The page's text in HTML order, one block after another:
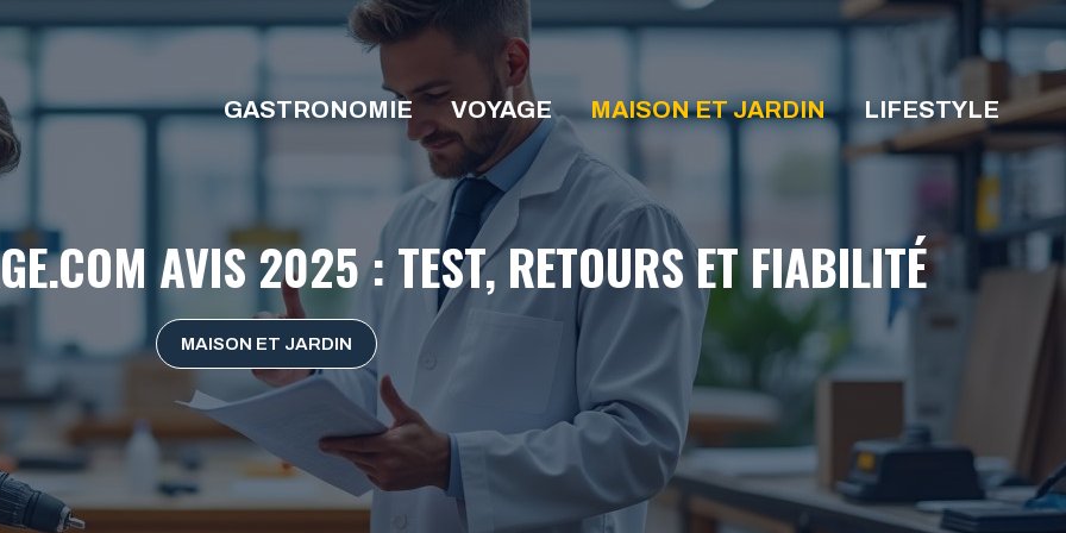
GASTRONOMIE VOYAGE MAISON ET JARDIN LIFESTYLE
AVIS 2025 : TEST, RETOURS ET FIABILITÉ
MAISON ET JARDIN